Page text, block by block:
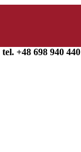
tel. +48 698 940 440